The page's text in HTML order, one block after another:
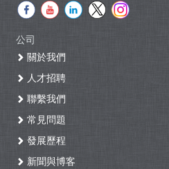
公司
關於我們
人才招聘
聯繫我們
常見問題
發展歷程
新聞與博客